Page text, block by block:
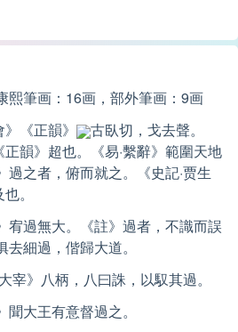
熙筆画：16画，部外筆画：9画
《正韻》
古臥切，戈去聲。
正韻》超也。《易·繫辭》範圍天地
過之者，俯而就之。《史記·贾生
。
宥過無大。《註》過者，不識而誤
細過，偕歸大道。
宰》八柄，八曰誅，以馭其過。
大王有意督過之。